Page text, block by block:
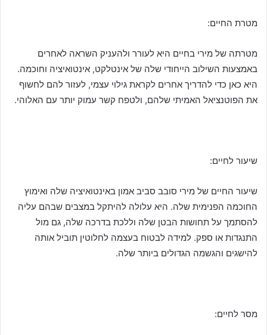
מטרת החיים:
מטרתה של מירי בחיים היא לעורר ולהעניק השראה לאחרים
באמצעות השילוב הייחודי שלה של אינטלקט, אינטואיציה וחוכמה.
היא כאן כדי להדריך אחרים לקראת גילוי עצמי, לעזור להם לחשוף
את הפוטנציאל האמיתי שלהם, ולטפח קשר עמוק יותר עם האלוהי.
שיעור לחיים:
שיעור החיים של מירי סובב סביב אמון באינטואיציה שלה ואימוץ
החוכמה הפנימית שלה. היא עלולה להיתקל במצבים שבהם עליה
להסתמך על תחושות הבטן שלה וללכת בדרכה שלה, גם מול
התנגדות או ספק. למידה לבטוח בעצמה לחלוטין תוביל אותה
להישגים והגשמה הגדולים ביותר שלה.
מסר לחיים: